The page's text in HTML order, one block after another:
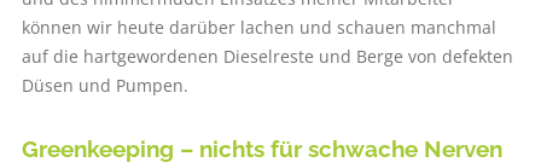
können wir heute darüber lachen und schauen manchmal
auf die hartgewordenen Dieselreste und Berge von defekten
Düsen und Pumpen.
Greenkeeping – nichts für schwache Nerven